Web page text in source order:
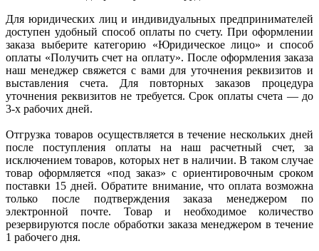
Для юридических лиц и индивидуальных предпринимателей
доступен удобный способ оплаты по счету. При оформлении
заказа выберите категорию «Юридическое лицо» и способ
оплаты «Получить счет на оплату». После оформления заказа
наш менеджер свяжется с вами для уточнения реквизитов и
выставления счета. Для повторных заказов процедура
уточнения реквизитов не требуется. Срок оплаты счета — до
3-х рабочих дней.
Отгрузка товаров осуществляется в течение нескольких дней
после поступления оплаты на наш расчетный счет, за
исключением товаров, которых нет в наличии. В таком случае
товар оформляется «под заказ» с ориентировочным сроком
поставки 15 дней. Обратите внимание, что оплата возможна
только после подтверждения заказа менеджером по
электронной почте. Товар и необходимое количество
резервируются после обработки заказа менеджером в течение
1 рабочего дня.